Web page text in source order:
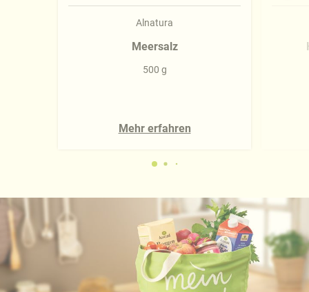
Alnatura
Meersalz
500 g
Mehr erfahren